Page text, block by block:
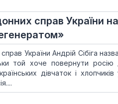
справ України
України Андрій Сібіга
той хоче повернути росію
дівчаток і